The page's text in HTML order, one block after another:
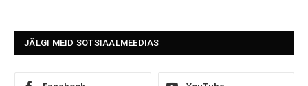
JÄLGI MEID SOTSIAALMEEDIAS